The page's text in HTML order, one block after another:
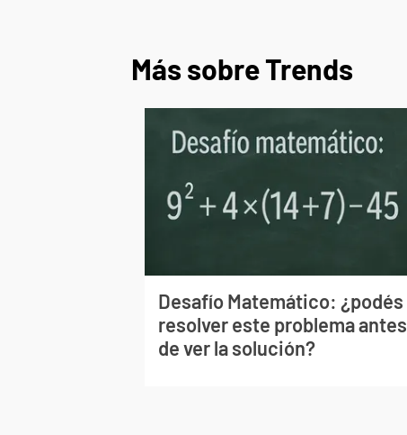
Más sobre Trends
Desafío Matemático: ¿podés
resolver este problema antes
de ver la solución?